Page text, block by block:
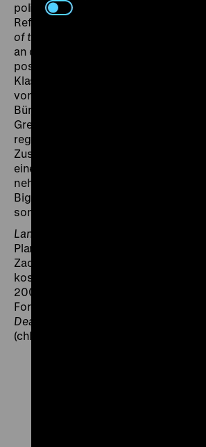
politische Subtext von Romeros
Referenzwerken
of the Dead
an die Oberfläche. Handlungsort ist
postapokalyptisches Wasteland mit
Klassensegregation: Während die
von Polizei und Armee und geführt
Bürgermeister Kaufman im
Green residieren, existiert die
regelmäßigen Ausplünderungen und
Zuständen. In diesem finsteren
eine unaufhaltsam Kurs auf die
nehmende Untoten-Horde unter dem
Big Daddy nicht nur als die geringere
sondern gar als revolutionärer
Land of the Dead
Planungslimbo bevor der Film nach
Zack Synders 2004er
kostenintensivste Arbeit realisiert
2007 und 2009 wurde das Werk mit
Fortsetzungen
Dead
(chl)